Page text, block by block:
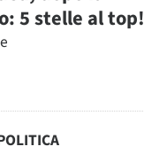
5 stelle al top!